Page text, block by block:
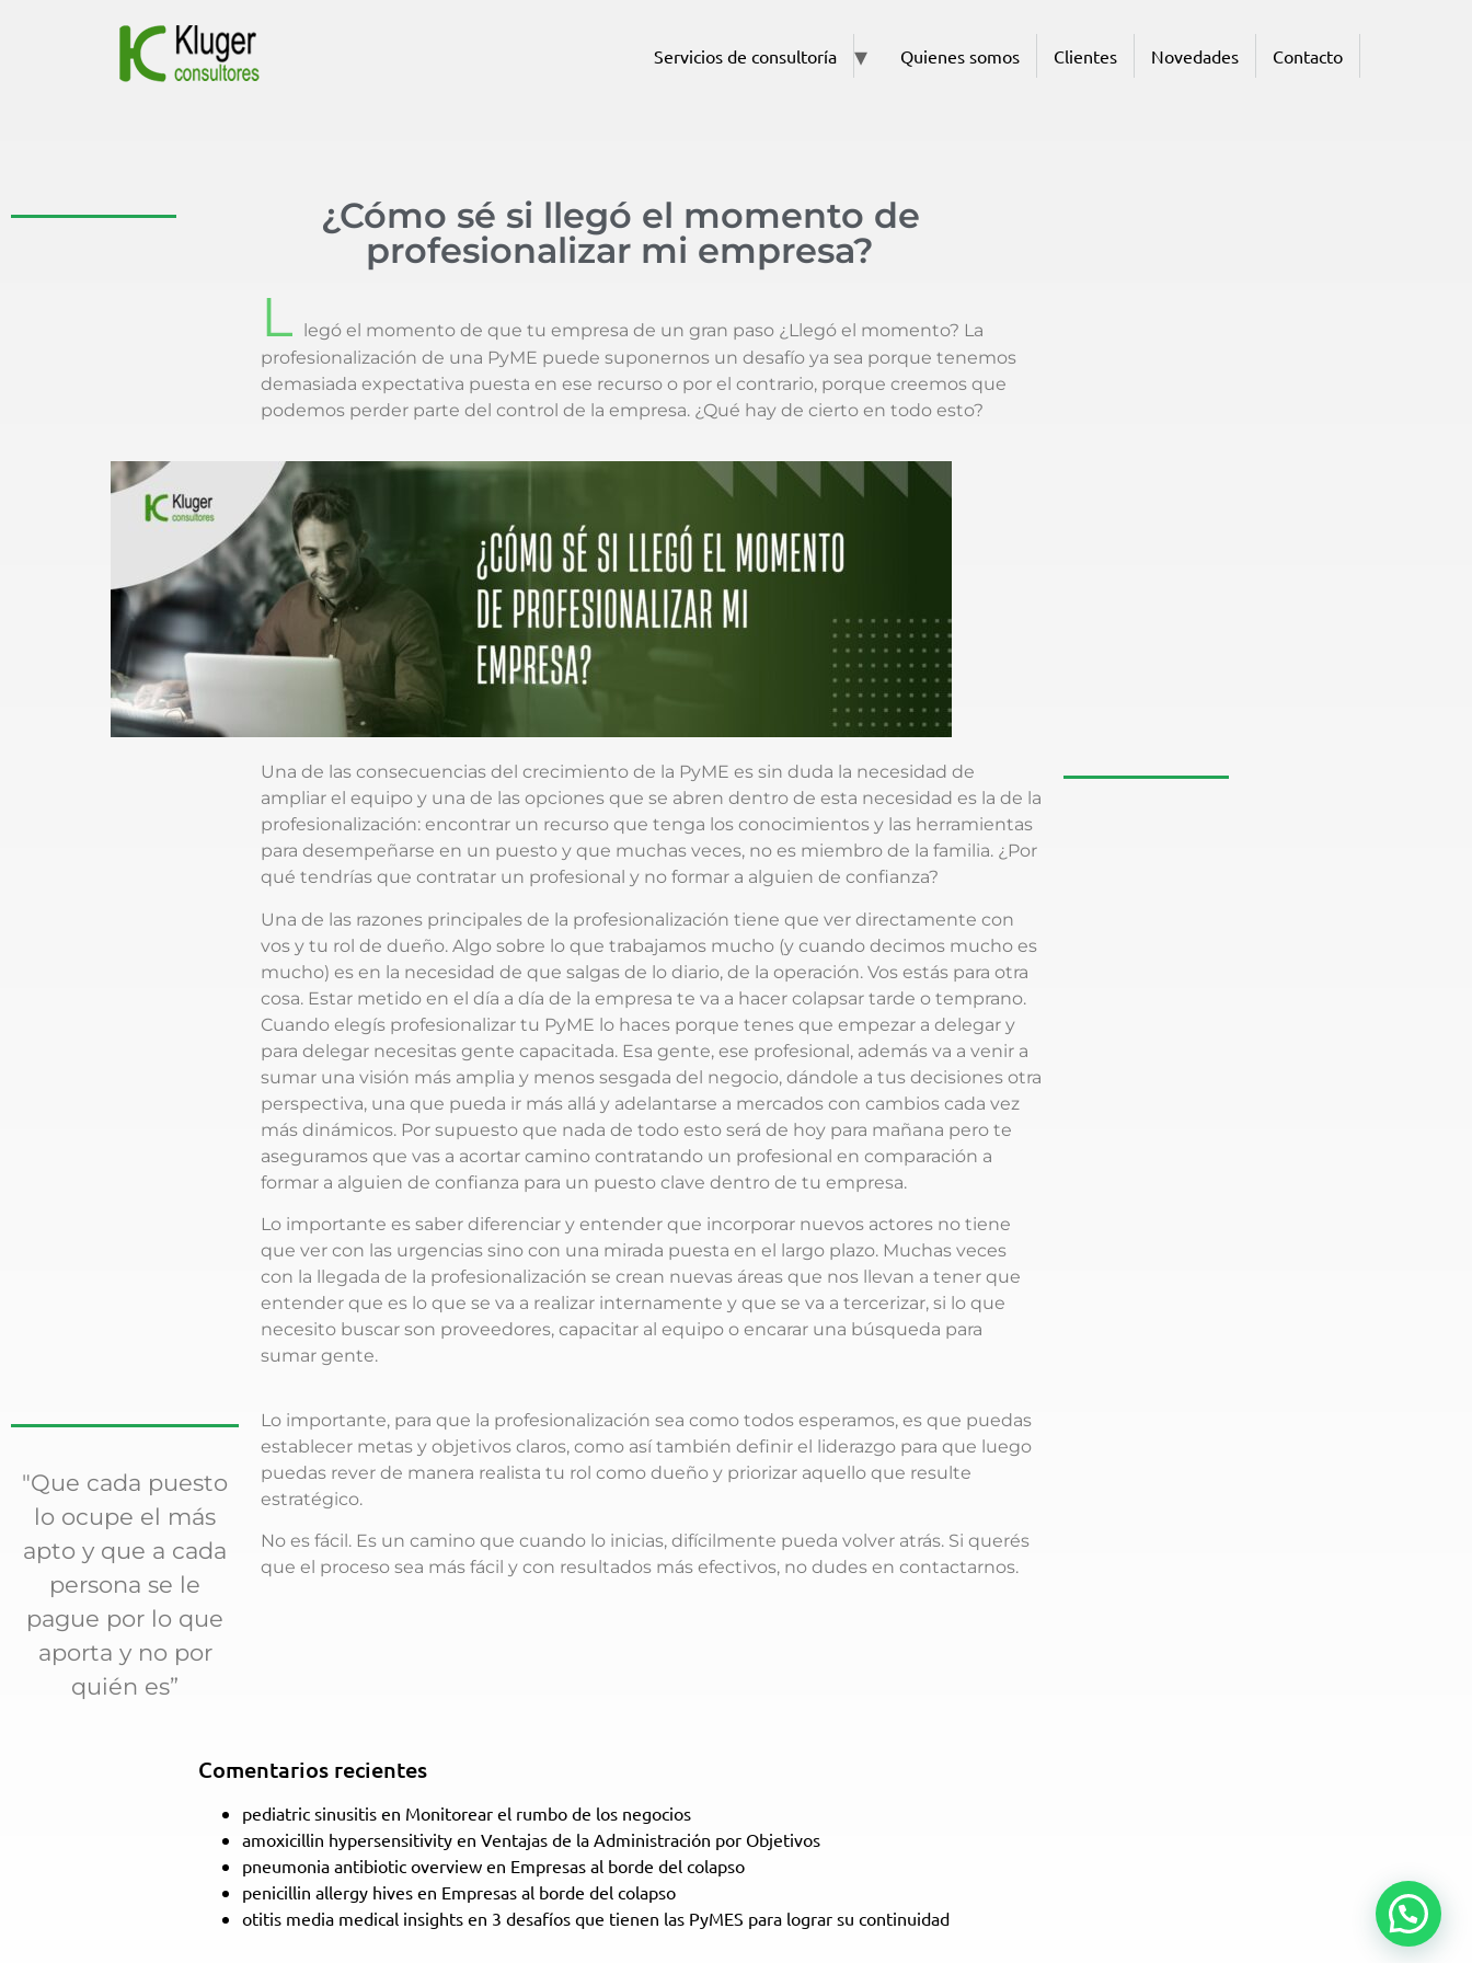
Servicios de consultoría Quienes somos Clientes Novedades Contacto
¿Cómo sé si llegó el momento de
profesionalizar mi empresa?
L legó el momento de que tu empresa de un gran paso ¿Llegó el momento? La
profesionalización de una PyME puede suponernos un desafío ya sea porque tenemos
demasiada expectativa puesta en ese recurso o por el contrario, porque creemos que
podemos perder parte del control de la empresa. ¿Qué hay de cierto en todo esto?
Una de las consecuencias del crecimiento de la PyME es sin duda la necesidad de
ampliar el equipo y una de las opciones que se abren dentro de esta necesidad es la de la
profesionalización: encontrar un recurso que tenga los conocimientos y las herramientas
para desempeñarse en un puesto y que muchas veces, no es miembro de la familia. ¿Por
qué tendrías que contratar un profesional y no formar a alguien de confianza?
Una de las razones principales de la profesionalización tiene que ver directamente con
vos y tu rol de dueño. Algo sobre lo que trabajamos mucho (y cuando decimos mucho es
mucho) es en la necesidad de que salgas de lo diario, de la operación. Vos estás para otra
cosa. Estar metido en el día a día de la empresa te va a hacer colapsar tarde o temprano.
Cuando elegís profesionalizar tu PyME lo haces porque tenes que empezar a delegar y
para delegar necesitas gente capacitada. Esa gente, ese profesional, además va a venir a
sumar una visión más amplia y menos sesgada del negocio, dándole a tus decisiones otra
perspectiva, una que pueda ir más allá y adelantarse a mercados con cambios cada vez
más dinámicos. Por supuesto que nada de todo esto será de hoy para mañana pero te
aseguramos que vas a acortar camino contratando un profesional en comparación a
formar a alguien de confianza para un puesto clave dentro de tu empresa.
Lo importante es saber diferenciar y entender que incorporar nuevos actores no tiene
que ver con las urgencias sino con una mirada puesta en el largo plazo. Muchas veces
con la llegada de la profesionalización se crean nuevas áreas que nos llevan a tener que
entender que es lo que se va a realizar internamente y que se va a tercerizar, si lo que
necesito buscar son proveedores, capacitar al equipo o encarar una búsqueda para
sumar gente.
"Que cada puesto
lo ocupe el más
apto y que a cada
persona se le
pague por lo que
aporta y no por
quién es”
Lo importante, para que la profesionalización sea como todos esperamos, es que puedas
establecer metas y objetivos claros, como así también definir el liderazgo para que luego
puedas rever de manera realista tu rol como dueño y priorizar aquello que resulte
estratégico.
No es fácil. Es un camino que cuando lo inicias, difícilmente pueda volver atrás. Si querés
que el proceso sea más fácil y con resultados más efectivos, no dudes en contactarnos.
Comentarios recientes
pediatric sinusitis en Monitorear el rumbo de los negocios
amoxicillin hypersensitivity en Ventajas de la Administración por Objetivos
pneumonia antibiotic overview en Empresas al borde del colapso
penicillin allergy hives en Empresas al borde del colapso
otitis media medical insights en 3 desafíos que tienen las PyMES para lograr su continuidad